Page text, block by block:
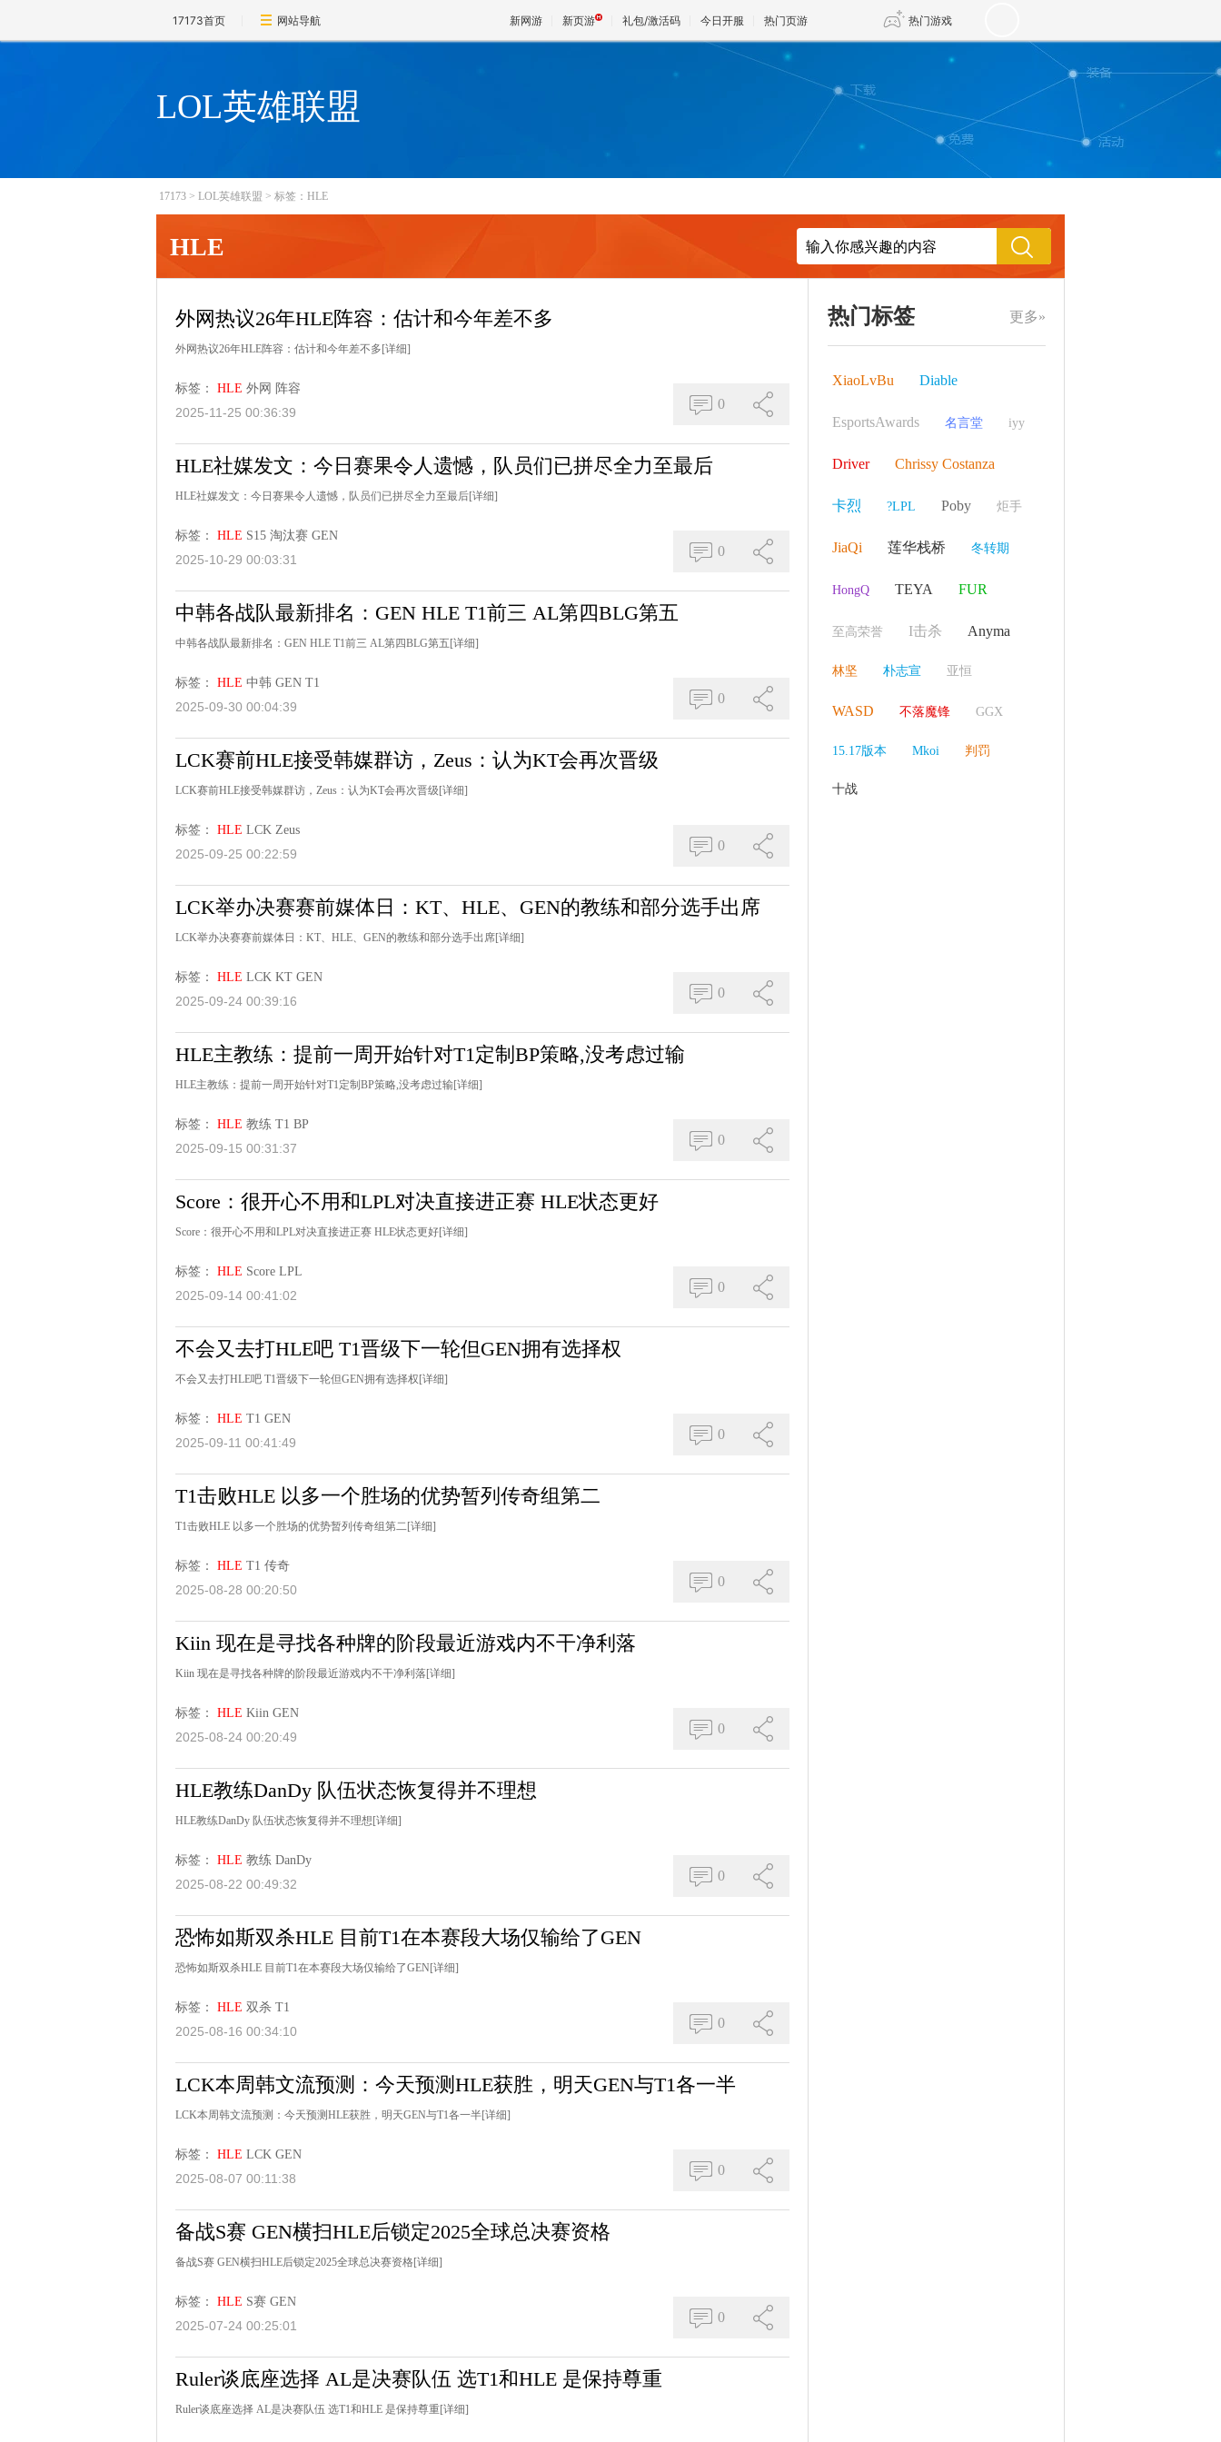
17173首页 网站导航 新网游 新页游 礼包/激活码 今日开服 热门页游 热门游戏
DNF 传奇4
天堂
王权与自由 诛仙世界 新仙侠5
LOL英雄联盟
17173 > LOL英雄联盟 > 标签：HLE
HLE
外网热议26年HLE阵容：估计和今年差不多
外网热议26年HLE阵容：估计和今年差不多 [详细]
标签： HLE 外网 阵容
2025-11-25 00:36:39
0
HLE社媒发文：今日赛果令人遗憾，队员们已拼尽全力至最后
HLE社媒发文：今日赛果令人遗憾，队员们已拼尽全力至最后[详细]
标签： HLE S15 淘汰赛 GEN
2025-10-29 00:03:31
0
中韩各战队最新排名：GEN HLE T1前三 AL第四BLG第五
中韩各战队最新排名：GEN HLE T1前三 AL第四BLG第五 [详细]
标签： HLE 中韩 GEN T1
2025-09-30 00:04:39
0
LCK赛前HLE接受韩媒群访，Zeus：认为KT会再次晋级
LCK赛前HLE接受韩媒群访，Zeus：认为KT会再次晋级 [详细]
标签： HLE LCK Zeus
2025-09-25 00:22:59
0
LCK举办决赛赛前媒体日：KT、HLE、GEN的教练和部分选手出席
LCK举办决赛赛前媒体日：KT、HLE、GEN的教练和部分选手出席[详细]
标签： HLE LCK KT GEN
2025-09-24 00:39:16
0
HLE主教练：提前一周开始针对T1定制BP策略,没考虑过输
HLE主教练：提前一周开始针对T1定制BP策略,没考虑过输[详细]
标签： HLE 教练 T1 BP
2025-09-15 00:31:37
0
Score：很开心不用和LPL对决直接进正赛 HLE状态更好
Score：很开心不用和LPL对决直接进正赛 HLE状态更好[详细]
标签： HLE Score LPL
2025-09-14 00:41:02
0
不会又去打HLE吧 T1晋级下一轮但GEN拥有选择权
不会又去打HLE吧 T1晋级下一轮但GEN拥有选择权 [详细]
标签： HLE T1 GEN
2025-09-11 00:41:49
0
T1击败HLE 以多一个胜场的优势暂列传奇组第二
T1击败HLE 以多一个胜场的优势暂列传奇组第二[详细]
标签： HLE T1 传奇
2025-08-28 00:20:50
0
Kiin 现在是寻找各种牌的阶段最近游戏内不干净利落
Kiin 现在是寻找各种牌的阶段最近游戏内不干净利落[详细]
标签： HLE Kiin GEN
2025-08-24 00:20:49
0
HLE教练DanDy 队伍状态恢复得并不理想
HLE教练DanDy 队伍状态恢复得并不理想 [详细]
标签： HLE 教练 DanDy
2025-08-22 00:49:32
0
恐怖如斯双杀HLE 目前T1在本赛段大场仅输给了GEN
恐怖如斯双杀HLE 目前T1在本赛段大场仅输给了GEN [详细]
标签： HLE 双杀 T1
2025-08-16 00:34:10
0
LCK本周韩文流预测：今天预测HLE获胜，明天GEN与T1各一半
LCK本周韩文流预测：今天预测HLE获胜，明天GEN与T1各一半[详细]
标签： HLE LCK GEN
2025-08-07 00:11:38
0
备战S赛 GEN横扫HLE后锁定2025全球总决赛资格
备战S赛 GEN横扫HLE后锁定2025全球总决赛资格[详细]
标签： HLE S赛 GEN
2025-07-24 00:25:01
0
Ruler谈底座选择 AL是决赛队伍 选T1和HLE 是保持尊重
Ruler谈底座选择 AL是决赛队伍 选T1和HLE 是保持尊重[详细]
更多»
热门标签
XiaoLvBu Diable
EsportsAwards 名言堂 iyy
Driver Chrissy Costanza
卡烈 ?LPL Poby 炬手
JiaQi 莲华栈桥 冬转期
HongQ TEYA FUR
至高荣誉 I击杀 Anyma
林坚 朴志宣 亚恒
WASD 不落魔锋 GGX
15.17版本 Mkoi 判罚
十战